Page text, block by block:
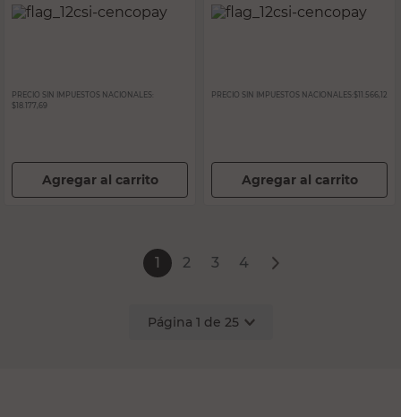
PRECIO SIN IMPUESTOS NACIONALES:
$18.177,69
Agregar al carrito
PRECIO SIN IMPUESTOS NACIONALES: $11.566,12
Agregar al carrito
1 2 3 4
Página 1 de 25